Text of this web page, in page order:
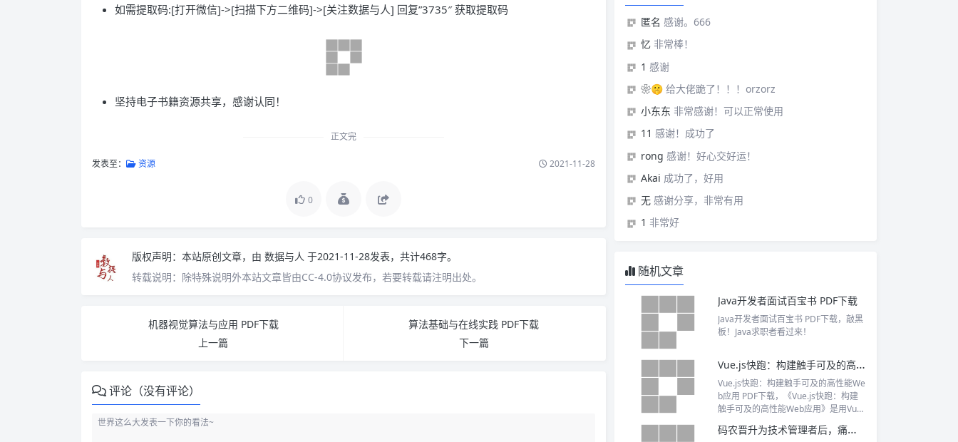
如需提取码:[打开微信]->[扫描下方二维码]->[关注数据与人] 回复”3735″ 获取提取码
坚持电子书籍资源共享，感谢认同！
正文完
发表至： 资源 2021-11-28
0
版权声明： 本站原创文章，由 数据与人 于2021-11-28发表，共计468字。
转载说明： 除特殊说明外本站文章皆由CC-4.0协议发布，若要转载请注明出处。
机器视觉算法与应用 PDF下载
上一篇
算法基础与在线实践 PDF下载
下一篇
评论（没有评论）
匿名 感谢。666
忆 非常棒！
1 感谢
❀🤫 给大佬跪了！！！orzorz
小东东 非常感谢！可以正常使用
11 感谢！成功了
rong 感谢！好心交好运！
Akai 成功了，好用
无 感谢分享，非常有用
1 非常好
随机文章
Java开发者面试百宝书 PDF下载
Java开发者面试百宝书 PDF下载，敲黑
板！Java求职者看过来！
Vue.js快跑：构建触手可及的高性能Web应用 PDF下载
Vue.js快跑：构建触手可及的高性能We
b应用 PDF下载，《Vue.js快跑：构建
触手可及的高性能Web应用》是用Vue.j
码农晋升为技术管理者后，痛并快乐着的内心